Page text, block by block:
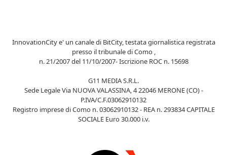
InnovationCity e' un canale di BitCity, testata giornalistica registrata
presso il tribunale di Como ,
n. 21/2007 del 11/10/2007- Iscrizione ROC n. 15698
G11 MEDIA S.R.L.
Sede Legale Via NUOVA VALASSINA, 4 22046 MERONE (CO) -
P.IVA/C.F.03062910132
Registro imprese di Como n. 03062910132 - REA n. 293834 CAPITALE
SOCIALE Euro 30.000 i.v.